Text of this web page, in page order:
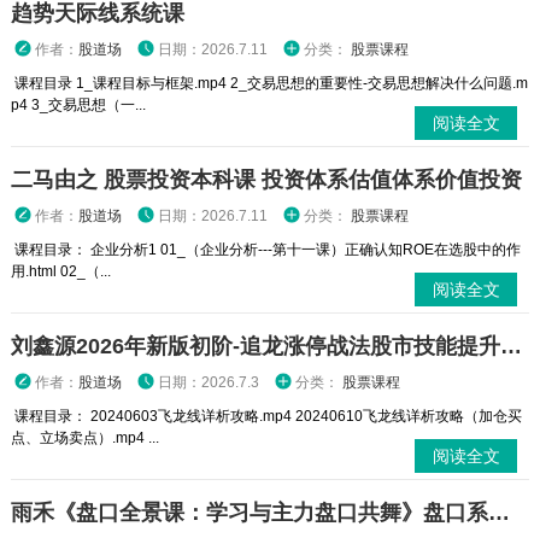
趋势天际线系统课
作者： 股道场 日期：2026.7.11 分类： 股票课程
课程目录 1_课程目标与框架.mp4 2_交易思想的重要性-交易思想解决什么问题.m
p4 3_交易思想（一...
阅读全文
二马由之 股票投资本科课 投资体系估值体系价值投资
作者： 股道场 日期：2026.7.11 分类： 股票课程
课程目录： 企业分析1 01_（企业分析---第十一课）正确认知ROE在选股中的作
用.html 02_（...
阅读全文
刘鑫源2026年新版初阶-追龙涨停战法股市技能提升小班课
作者： 股道场 日期：2026.7.3 分类： 股票课程
课程目录： 20240603飞龙线详析攻略.mp4 20240610飞龙线详析攻略（加仓买
点、立场卖点）.mp4 ...
阅读全文
雨禾《盘口全景课：学习与主力盘口共舞》盘口系统课